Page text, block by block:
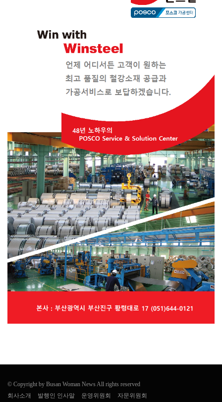
© Copyright by Busan Woman News All rights reserved
회사소개
발행인 인사말 운영위원회 자문위원회